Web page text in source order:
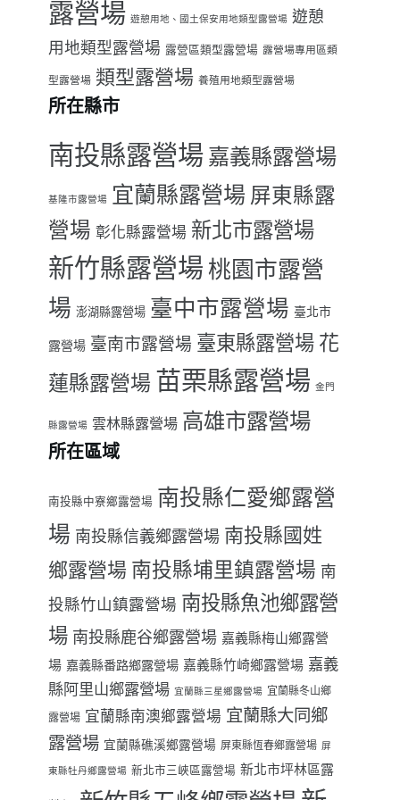
露營場 遊憩用地、國土保安用地類型露營場 遊憩
用地類型露營場 露營區類型露營場 露營場專用區類
型露營場 類型露營場 養殖用地類型露營場
所在縣市
南投縣露營場 嘉義縣露營場
基隆市露營場 宜蘭縣露營場 屏東縣露
營場 彰化縣露營場 新北市露營場
新竹縣露營場 桃園市露營
場 澎湖縣露營場 臺中市露營場 臺北市
露營場 臺南市露營場 臺東縣露營場 花
蓮縣露營場 苗栗縣露營場 金門
縣露營場 雲林縣露營場 高雄市露營場
所在區域
南投縣中寮鄉露營場 南投縣仁愛鄉露營
場 南投縣信義鄉露營場 南投縣國姓
鄉露營場 南投縣埔里鎮露營場 南
投縣竹山鎮露營場 南投縣魚池鄉露營
場 南投縣鹿谷鄉露營場 嘉義縣梅山鄉露營
場 嘉義縣番路鄉露營場 嘉義縣竹崎鄉露營場 嘉義
縣阿里山鄉露營場 宜蘭縣三星鄉露營場 宜蘭縣冬山鄉
露營場 宜蘭縣南澳鄉露營場 宜蘭縣大同鄉
露營場 宜蘭縣礁溪鄉露營場 屏東縣恆春鄉露營場 屏
東縣牡丹鄉露營場 新北市三峽區露營場 新北市坪林區露